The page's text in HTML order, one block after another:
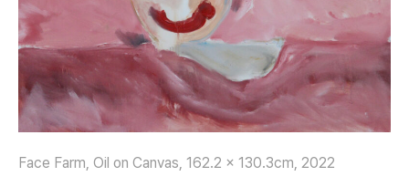
Face Farm, Oil on Canvas, 162.2 x 130.3cm, 2022